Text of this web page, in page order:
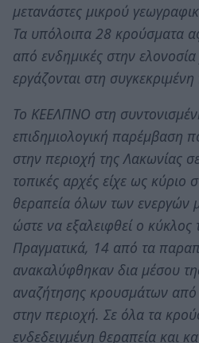
μετανάστες μικρού
Τα υπόλοιπα 28 κρούσματα
από ενδημικές στην
εργάζονται στη συγκεκριμένη
Το ΚΕΕΛΠΝΟ στη
επιδημιολογική παρέμβαση
στην περιοχή της Λακωνίας
τοπικές αρχές είχε ως κύριο
θεραπεία όλων των ενεργών
ώστε να εξαλειφθεί ο κύκλος
Πραγματικά, 14 από τα
ανακαλύφθηκαν δια μέσου
αναζήτησης κρουσμάτων
στην περιοχή. Σε όλα τα
ενδεδειγμένη θεραπεία και